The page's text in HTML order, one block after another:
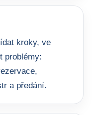
kroky, ve
problémy:
a předání.